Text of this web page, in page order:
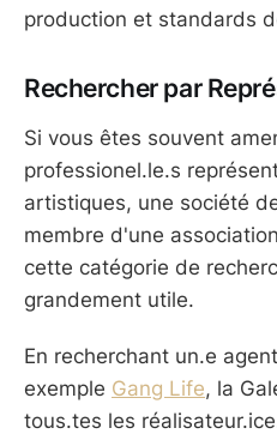
production et standards
Rechercher par
Si vous êtes souvent
professionel.le.s
artistiques, une société
membre d'une
cette catégorie de
grandement utile.
En recherchant un.e
exemple Gang Life, la
tous.tes les